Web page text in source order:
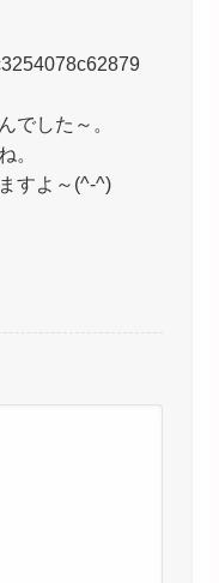
でした～。
。
すよ～(^-^)